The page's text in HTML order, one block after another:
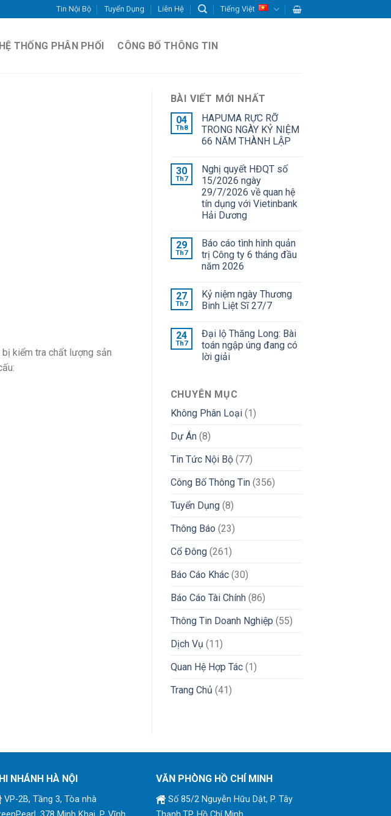
Tin Nội Bộ Tuyển Dụng Liên Hệ Tiếng Việt
HỆ THỐNG PHÂN PHỐI CÔNG BỐ THÔNG TIN
bị kiểm tra chất lượng sản
BÀI VIẾT MỚI NHẤT
04
Th8
HAPUMA RỰC RỠ
TRONG NGÀY KỶ NIỆM
66 NĂM THÀNH LẬP
30
Th7
Nghị quyết HĐQT số
15/2026 ngày
29/7/2026 về quan hệ
tín dụng với Vietinbank
Hải Dương
29
Th7
Báo cáo tình hình quản
trị Công ty 6 tháng đầu
năm 2026
27
Th7
Kỷ niệm ngày Thương
Binh Liệt Sĩ 27/7
24
Th7
Đại lộ Thăng Long: Bài
toán ngập úng đang có
lời giải
CHUYÊN MỤC
Không Phân Loại(1)
Dự Án(8)
Tin Tức Nội Bộ(77)
Công Bố Thông Tin(356)
Tuyển Dụng(8)
Thông Báo (23)
Cổ Đông(261)
Báo Cáo Khác(30)
Báo Cáo Tài Chính(86)
Thông Tin Doanh Nghiệp (55)
Dịch Vụ (11)
Quan Hệ Hợp Tác(1)
Trang Chủ (41)
NHÁNH HÀ NỘI
VP-2B, Tầng 3, Tòa nhà
VĂN PHÒNG HỒ CHÍ MINH
Số 85/2 Nguyễn Hữu Dật, P. Tây